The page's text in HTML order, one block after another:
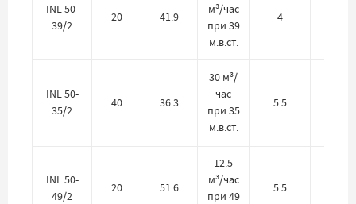
INL 50-
39/2
20 41.9
м³/час
при 39
м.в.ст.
4
INL 50-
35/2
40 36.3
30 м³/
час
при 35
м.в.ст.
5.5
INL 50-
49/2
20 51.6
12.5
м³/час
при 49
5.5